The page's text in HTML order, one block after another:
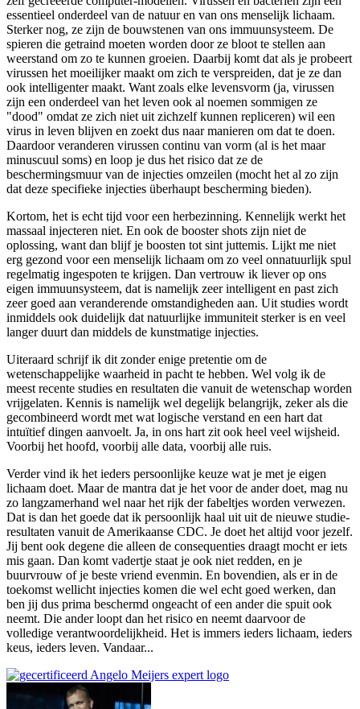
essentieel onderdeel van de natuur en van ons menselijk lichaam.
Sterker nog, ze zijn de bouwstenen van ons immuunsysteem. De
spieren die getraind moeten worden door ze bloot te stellen aan
weerstand om zo te kunnen groeien. Daarbij komt dat als je probeert
virussen het moeilijker maakt om zich te verspreiden, dat je ze dan
ook intelligenter maakt. Want zoals elke levensvorm (ja, virussen
zijn een onderdeel van het leven ook al noemen sommigen ze
"dood" omdat ze zich niet uit zichzelf kunnen repliceren) wil een
virus in leven blijven en zoekt dus naar manieren om dat te doen.
Daardoor veranderen virussen continu van vorm (al is het maar
minuscuul soms) en loop je dus het risico dat ze de
beschermingsmuur van de injecties omzeilen (mocht het al zo zijn
dat deze specifieke injecties überhaupt bescherming bieden).
Kortom, het is echt tijd voor een herbezinning. Kennelijk werkt het
massaal injecteren niet. En ook de booster shots zijn niet de
oplossing, want dan blijf je boosten tot sint juttemis. Lijkt me niet
erg gezond voor een menselijk lichaam om zo veel onnatuurlijk spul
regelmatig ingespoten te krijgen. Dan vertrouw ik liever op ons
eigen immuunsysteem, dat is namelijk zeer intelligent en past zich
zeer goed aan veranderende omstandigheden aan. Uit studies wordt
inmiddels ook duidelijk dat natuurlijke immuniteit sterker is en veel
langer duurt dan middels de kunstmatige injecties.
Uiteraard schrijf ik dit zonder enige pretentie om de
wetenschappelijke waarheid in pacht te hebben. Wel volg ik de
meest recente studies en resultaten die vanuit de wetenschap worden
vrijgelaten. Kennis is namelijk wel degelijk belangrijk, zeker als die
gecombineerd wordt met wat logische verstand en een hart dat
intuïtief dingen aanvoelt. Ja, in ons hart zit ook heel veel wijsheid.
Voorbij het hoofd, voorbij alle data, voorbij alle ruis.
Verder vind ik het ieders persoonlijke keuze wat je met je eigen
lichaam doet. Maar de mantra dat je het voor de ander doet, mag nu
zo langzamerhand wel naar het rijk der fabeltjes worden verwezen.
Dat is dan het goede dat ik persoonlijk haal uit uit de nieuwe studie-
resultaten vanuit de Amerikaanse CDC. Je doet het altijd voor jezelf.
Jij bent ook degene die alleen de consequenties draagt mocht er iets
mis gaan. Dan komt vadertje staat je ook niet redden, en je
buurvrouw of je beste vriend evenmin. En bovendien, als er in de
toekomst wellicht injecties komen die wel echt goed werken, dan
ben jij dus prima beschermd ongeacht of een ander die spuit ook
neemt. Die ander loopt dan het risico en neemt daarvoor de
volledige verantwoordelijkheid. Het is immers ieders lichaam, ieders
keus, ieders leven. Vandaar...